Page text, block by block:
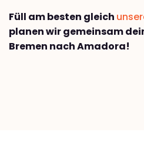
Füll am besten gleich
planen wir gemeinsam
Bremen nach Amadora!